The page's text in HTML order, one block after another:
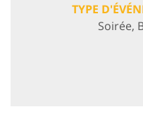
TYPE
Soirée,